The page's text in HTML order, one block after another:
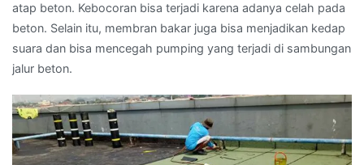
atap beton. Kebocoran bisa terjadi karena adanya celah pada
beton. Selain itu, membran bakar juga bisa menjadikan kedap
suara dan bisa mencegah pumping yang terjadi di sambungan
jalur beton.